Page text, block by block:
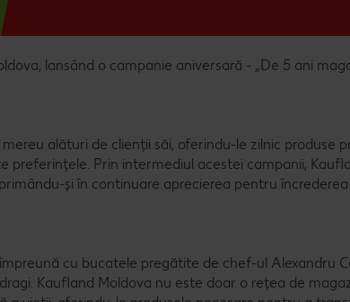
lansând o campanie aniversară - „De 5 ani
alături de clienții săi, oferindu-le zilnic produse
preferințele. Prin intermediul acestei campanii,
și în continuare aprecierea pentru încrederea
cu bucatele pregătite de chef-ul Alexandru
Kaufland Moldova nu este doar o rețea de